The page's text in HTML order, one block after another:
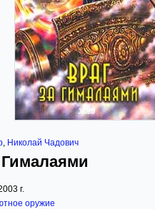
, Николай Чадович
Гималаями
г.
оружие